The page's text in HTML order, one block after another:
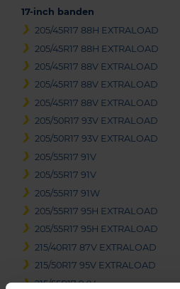
17-inch banden
205/45R17 88H EXTRALOAD
205/45R17 88H EXTRALOAD
205/45R17 88V EXTRALOAD
205/45R17 88V EXTRALOAD
205/45R17 88V EXTRALOAD
205/50R17 93V EXTRALOAD
205/50R17 93V EXTRALOAD
205/55R17 91V
205/55R17 91V
205/55R17 91W
205/55R17 95H EXTRALOAD
205/55R17 95H EXTRALOAD
215/40R17 87V EXTRALOAD
215/50R17 95V EXTRALOAD
215/55R17 94V